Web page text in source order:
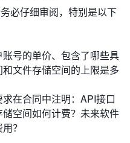
必仔细审阅，特别是以下
账号的单价、包含了哪些具
文件存储空间的上限是多
在合同中注明：API接口
空间如何计费？未来软件
？